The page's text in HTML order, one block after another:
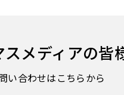
スメディアの皆
い合わせはこちらから